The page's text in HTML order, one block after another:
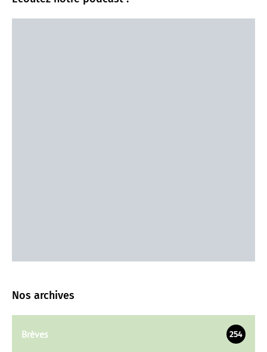
Nos archives
Brèves 254